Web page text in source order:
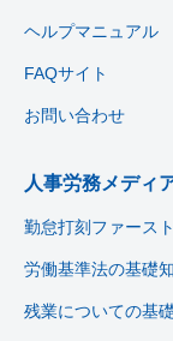
ヘルプマニュアル
FAQサイト
お問い合わせ
人事労務メディ
勤怠打刻ファースト
労働基準法の基礎
残業についての基